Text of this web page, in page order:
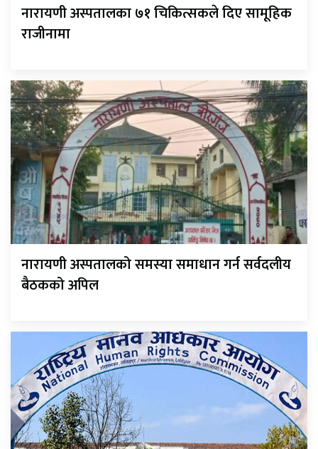
नारायणी अस्पतालका ७१ चिकित्सकले दिए सामूहिक
राजीनामा
नारायणी अस्पतालको समस्या समाधान गर्न सर्वदलीय
बैठकको अपिल